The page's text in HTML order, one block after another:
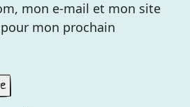
mon e-mail et mon site
mon prochain